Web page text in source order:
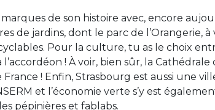
de son histoire avec, encore
de jardins, dont le parc de l’Orangerie,
Pour la culture, tu as le choix
! À voir, bien sûr, la
! Enfin, Strasbourg est aussi une
et l’économie verte s’y est
pépinières et fablabs.